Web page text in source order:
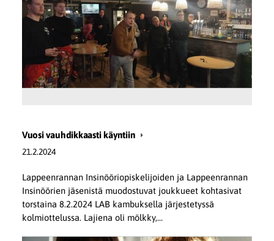
Vuosi vauhdikkaasti käyntiin
21.2.2024
Lappeenrannan Insinööriopiskelijoiden ja Lappeenrannan
Insinöörien jäsenistä muodostuvat joukkueet kohtasivat
torstaina 8.2.2024 LAB kambuksella järjestetyssä
kolmiottelussa. Lajiena oli mölkky,…